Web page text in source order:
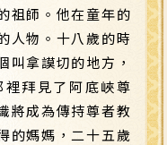
祖師。他在童年的
人物。十八歲的時
叫拿謨切的地方，
拜見了阿底峽尊
將成為傳持尊者教
的媽媽，二十五歲